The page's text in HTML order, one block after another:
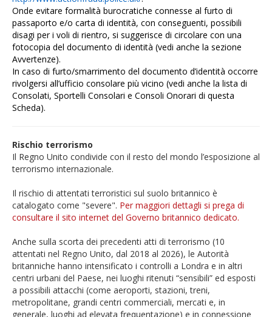
Onde evitare formalità burocratiche connesse al furto di
passaporto e/o carta di identità, con conseguenti, possibili
disagi per i voli di rientro, si suggerisce di circolare con una
fotocopia del documento di identità (vedi anche la sezione
Avvertenze).
In caso di furto/smarrimento del documento d’identità occorre
rivolgersi all’ufficio consolare più vicino (vedi anche la lista di
Consolati, Sportelli Consolari e Consoli Onorari di questa
Scheda).
Rischio terrorismo
Il Regno Unito condivide con il resto del mondo l’esposizione al
terrorismo internazionale.
Il rischio di attentati terroristici sul suolo britannico è
catalogato come "severe". Per maggiori dettagli si prega di
consultare il sito internet del Governo britannico dedicato.
Anche sulla scorta dei precedenti atti di terrorismo (10
attentati nel Regno Unito, dal 2018 al 2026), le Autorità
britanniche hanno intensificato i controlli a Londra e in altri
centri urbani del Paese, nei luoghi ritenuti “sensibili” ed esposti
a possibili attacchi (come aeroporti, stazioni, treni,
metropolitane, grandi centri commerciali, mercati e, in
generale, luoghi ad elevata frequentazione) e in connessione